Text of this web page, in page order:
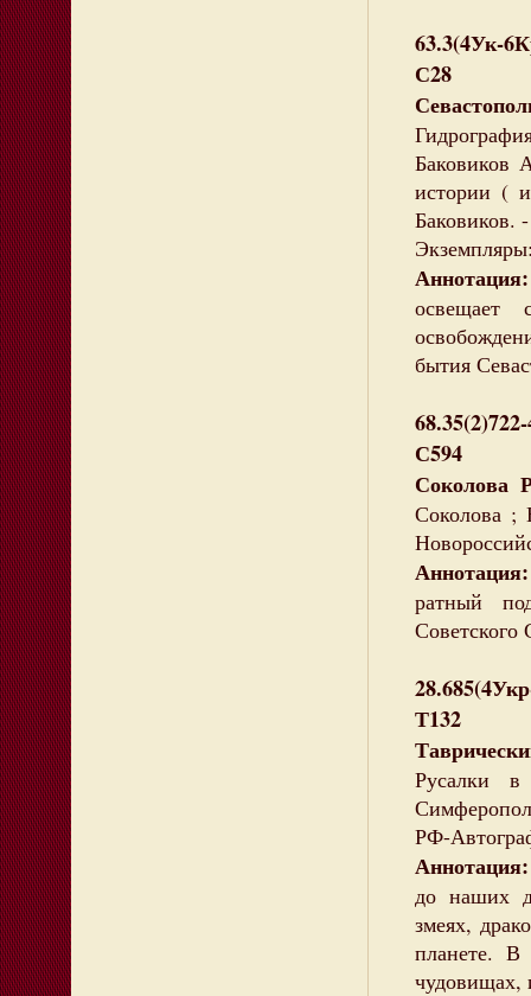
63.3(4Ук-
С28
Баковиков
истории (
Баковиков.
Аннотация:
освещает
бытия
С594
Соколова
Соколова ;
Аннотация:
ратный
Советского
Т132
Русалки
РФ-
до наших
змеях,
планете. В
чудовищах,